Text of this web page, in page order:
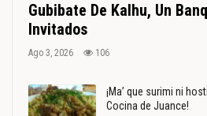
Gubibate De Kalhu, Un
Invitados
Ago 3, 2026 106
¡Ma’ que surimi ni
Cocina de Juance!